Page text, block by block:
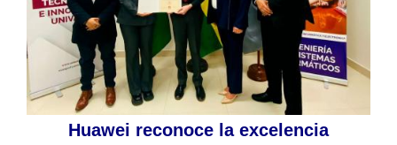
Huawei reconoce la excelencia